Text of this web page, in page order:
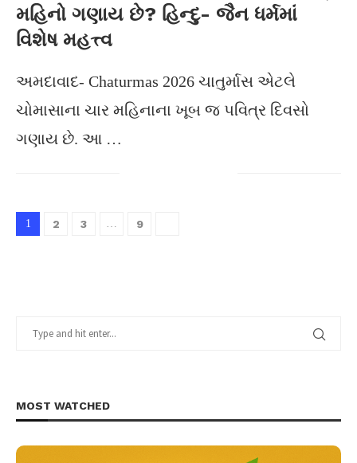
મહિનો ગણાય છે? હિન્દુ- જૈન ધર્મમાં
વિશેષ મહત્ત્વ
અમદાવાદ- Chaturmas 2026 ચાતુર્માસ એટલે
ચોમાસાના ચાર મહિનાના ખૂબ જ પવિત્ર દિવસો
ગણાય છે. આ …
1 2 3 … 9
MOST WATCHED